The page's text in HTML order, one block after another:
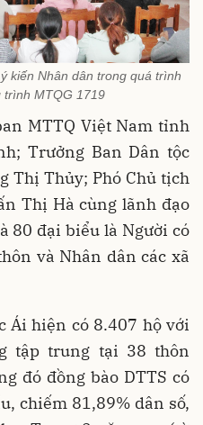
kiến Nhân dân trong quá trình
MTQG 1719
MTTQ Việt Nam tỉnh
Trưởng Ban Dân tộc
Thị Thủy; Phó Chủ tịch
Thị Hà cùng lãnh đạo
80 đại biểu là Người có
và Nhân dân các xã
Ái hiện có 8.407 hộ với
tập trung tại 38 thôn
đó đồng bào DTTS có
chiếm 81,89% dân số,